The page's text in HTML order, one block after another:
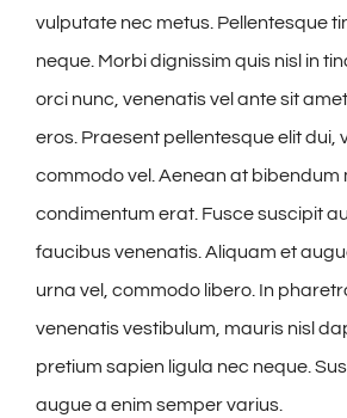
vulputate nec metus. Pellentesque
neque. Morbi dignissim quis nisl in
orci nunc, venenatis vel ante sit
eros. Praesent pellentesque elit dui,
commodo vel. Aenean at bibendum
condimentum erat. Fusce suscipit
faucibus venenatis. Aliquam et
urna vel, commodo libero. In
venenatis vestibulum, mauris nisl
pretium sapien ligula nec neque.
augue a enim semper varius.